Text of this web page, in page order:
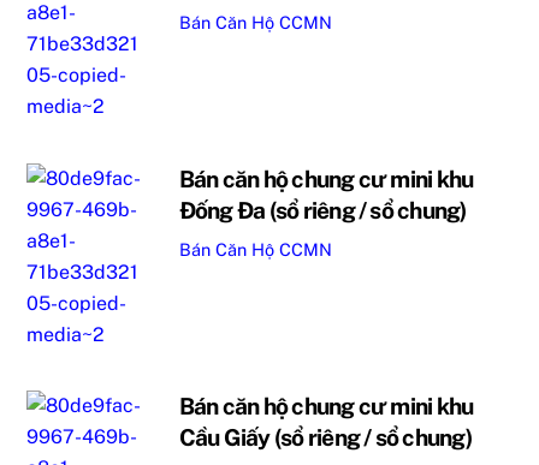
Bán Căn Hộ CCMN
Bán căn hộ chung cư mini khu
Đống Đa (sổ riêng / sổ chung)
Bán Căn Hộ CCMN
Bán căn hộ chung cư mini khu
Cầu Giấy (sổ riêng / sổ chung)